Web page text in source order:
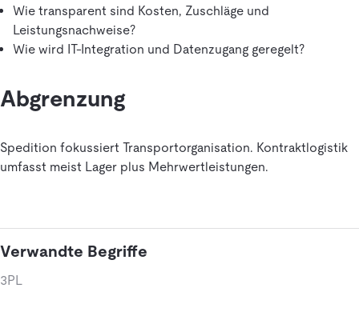
Wie transparent sind Kosten, Zuschläge und
Leistungsnachweise?
Wie wird IT-Integration und Datenzugang geregelt?
Abgrenzung
Spedition fokussiert Transportorganisation. Kontraktlogistik
umfasst meist Lager plus Mehrwertleistungen.
Verwandte Begriffe
3PL